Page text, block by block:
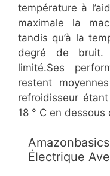
température à
maximale la
tandis qu’à la
degré de
limité.Ses
restent
refroidisseur
18 ° C en
Électrique